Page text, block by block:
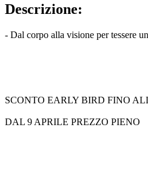
Descrizione:
- Dal corpo alla visione per tessere
SCONTO EARLY BIRD FINO
DAL 9 APRILE PREZZO PIENO